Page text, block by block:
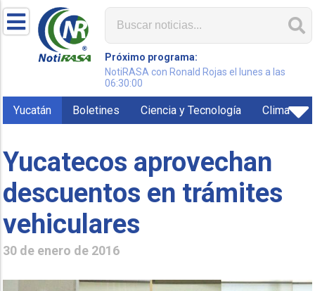
Próximo programa:
NotiRASA con Ronald Rojas el lunes a las
06:30:00
Yucatán Boletines Ciencia y Tecnología Clima
Yucatecos aprovechan
descuentos en trámites
vehiculares
30 de enero de 2016